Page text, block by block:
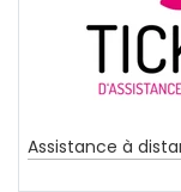
Assistance à